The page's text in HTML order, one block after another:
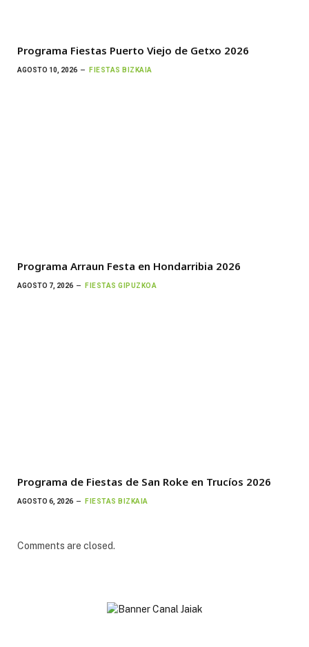
Programa Fiestas Puerto Viejo de Getxo 2026
AGOSTO 10, 2026 FIESTAS BIZKAIA
Programa Arraun Festa en Hondarribia 2026
AGOSTO 7, 2026 FIESTAS GIPUZKOA
Programa de Fiestas de San Roke en Trucíos 2026
AGOSTO 6, 2026 FIESTAS BIZKAIA
Comments are closed.